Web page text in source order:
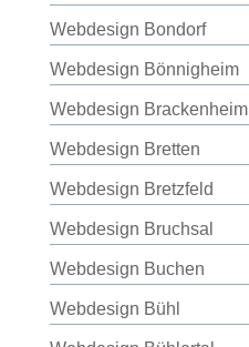
Webdesign Bondorf
Webdesign Bönnigheim
Webdesign Brackenheim
Webdesign Bretten
Webdesign Bretzfeld
Webdesign Bruchsal
Webdesign Buchen
Webdesign Bühl